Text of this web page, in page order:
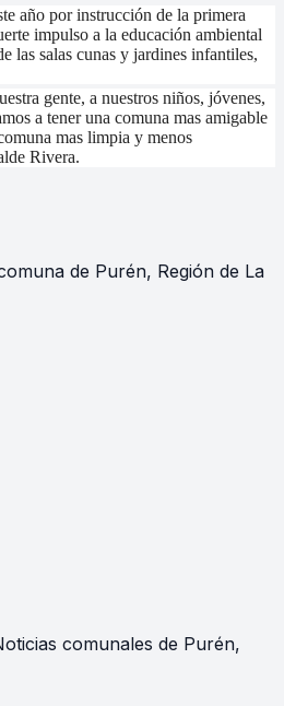
año por instrucción de la primera
impulso a la educación ambiental
las salas cunas y jardines infantiles,
gente, a nuestros niños, jóvenes,
a tener una comuna mas amigable
mas limpia y menos
Rivera.
de Purén, Región de La
comunales de Purén,